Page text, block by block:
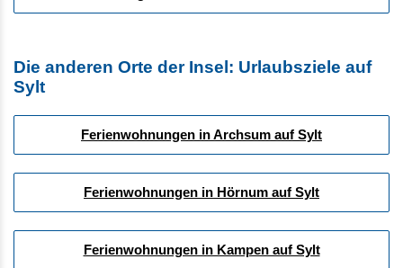
Die anderen Orte der Insel: Urlaubsziele auf
Sylt
Ferienwohnungen in Archsum auf Sylt
Ferienwohnungen in Hörnum auf Sylt
Ferienwohnungen in Kampen auf Sylt